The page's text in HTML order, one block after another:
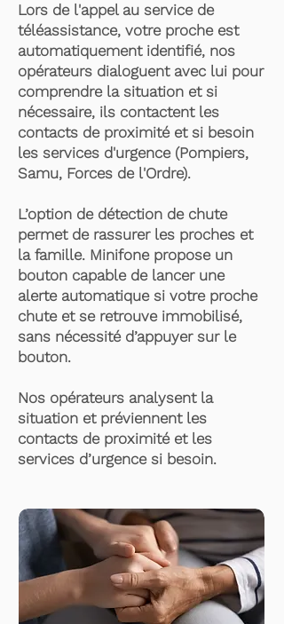
Lors de l'appel au service de
téléassistance, votre proche est
automatiquement identifié, nos
opérateurs dialoguent avec lui pour
comprendre la situation et si
nécessaire, ils contactent les
contacts de proximité et si besoin
les services d'urgence (Pompiers,
Samu, Forces de l'Ordre).
L’option de détection de chute
permet de rassurer les proches et
la famille. Minifone propose un
bouton capable de lancer une
alerte automatique si votre proche
chute et se retrouve immobilisé,
sans nécessité d’appuyer sur le
bouton.
Nos opérateurs analysent la
situation et préviennent les
contacts de proximité et les
services d’urgence si besoin.